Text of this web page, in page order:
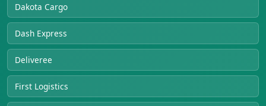
Dakota Cargo
Dash Express
Deliveree
First Logistics